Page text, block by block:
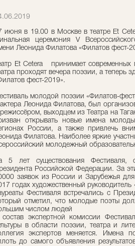
июня в 19.00 в Москве в театре Et
церемония V
Леонида Филатова «Филатов фест-
Et Cetera принимает
проходят вечера поэзии, а теперь
фест-2019».
молодой поэзии «Филатов-
Леонида Филатова, был
выходцем из Театра на
открывать новые имена
России, а также привлечь
Филатова. Наиболее яркие
молодежный
5 лет существования Фестиваля,
Российской Федерации. За
заявок из России и Зарубежья
годах художественный
Фестиваля встречались с
отметил, что молодые поэты
числом людей
состав экспертной комиссии
в области поэзии, театра и
экспертов меняется. Имена
до самого объявления